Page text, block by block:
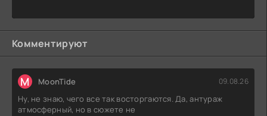
Комментируют
M MoonTide 09.08.26
Ну, не знаю, чего все так восторгаются. Да, антураж
атмосферный, но в сюжете не